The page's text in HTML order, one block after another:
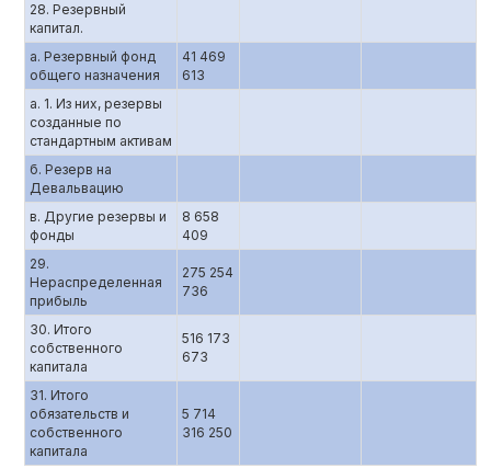
28. Резервный
капитал.
а. Резервный фонд
общего назначения
41 469
613
а. 1. Из них, резервы
созданные по
стандартным активам
б. Резерв на
Девальвацию
в. Другие резервы и
фонды
8 658
409
29.
Нераспределенная
прибыль
275 254
736
30. Итого
собственного
капитала
516 173
673
31. Итого
обязательств и
собственного
капитала
5 714
316 250